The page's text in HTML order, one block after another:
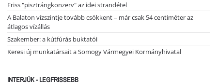
Friss "pisztrángkonzerv" az idei strandétel
A Balaton vízszintje tovább csökkent – már csak 54 centiméter az
átlagos vízállás
Szakember: a kútfúrás buktatói
Keresi új munkatársait a Somogy Vármegyei Kormányhivatal
INTERJÚK - LEGFRISSEBB